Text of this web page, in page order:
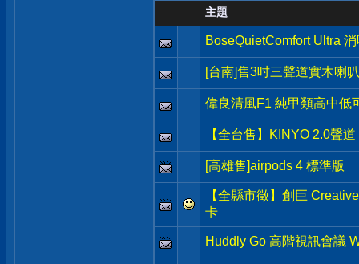
主題
BoseQuietComfort Ultra
[台南]售3吋三聲道實木喇
偉良清風F1 純甲類高中低
【全台售】KINYO 2.0聲
[高雄售]airpods 4 標準版
【全縣市徵】創巨
卡
Huddly Go 高階視訊會議